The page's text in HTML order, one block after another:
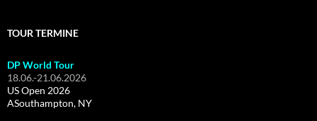
TOUR TERMINE
DP World Tour
18.06.-21.06.2026
US Open 2026
ASouthampton, NY